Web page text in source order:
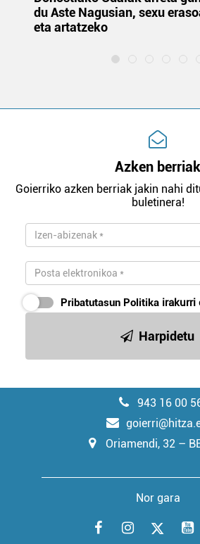
du Aste Nagusian, sexu
eta artatzeko
Azken berriak
Goierriko azken berriak jakin nahi
buletinera!
Pribatutasun Politika irakurri
Harpidetu
943 16 00
Oriamendi, 32 –
Nor gara